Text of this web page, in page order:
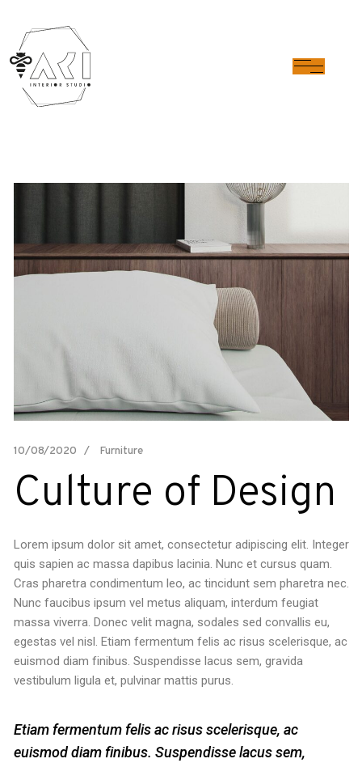
10/08/2020 Furniture
Culture of Design
Lorem ipsum dolor sit amet, consectetur adipiscing elit. Integer
quis sapien ac massa dapibus lacinia. Nunc et cursus quam.
Cras pharetra condimentum leo, ac tincidunt sem pharetra nec.
Nunc faucibus ipsum vel metus aliquam, interdum feugiat
massa viverra. Donec velit magna, sodales sed convallis eu,
egestas vel nisl. Etiam fermentum felis ac risus scelerisque, ac
euismod diam finibus. Suspendisse lacus sem, gravida
vestibulum ligula et, pulvinar mattis purus.
Etiam fermentum felis ac risus scelerisque, ac
euismod diam finibus. Suspendisse lacus sem,